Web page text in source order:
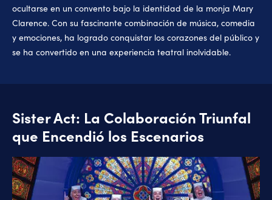
ocultarse en un convento bajo la identidad de la monja Mary
Clarence. Con su fascinante combinación de música, comedia
y emociones, ha logrado conquistar los corazones del público y
se ha convertido en una experiencia teatral inolvidable.
Sister Act: La Colaboración Triunfal
que Encendió los Escenarios